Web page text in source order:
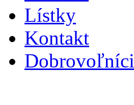
Lístky
Kontakt
Dobrovoľníci